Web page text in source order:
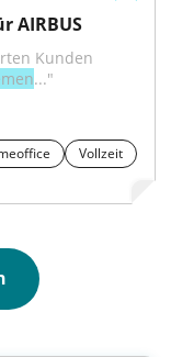
AIRBUS
Kunden
..."
Vollzeit